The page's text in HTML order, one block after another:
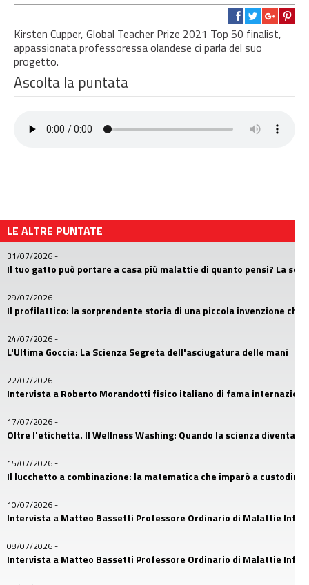
Kirsten Cupper, Global Teacher Prize 2021 Top 50 finalist,
appassionata professoressa olandese ci parla del suo
progetto.
Ascolta la puntata
LE ALTRE PUNTATE
31/07/2026-
Il tuo gatto può portare a casa più malattie di quanto pensi? La
29/07/2026-
Il profilattico: la sorprendente storia di una piccola invenzione
24/07/2026-
L'Ultima Goccia: La Scienza Segreta dell'asciugatura delle mani
22/07/2026-
Intervista a Roberto Morandotti fisico italiano di fama
17/07/2026-
Oltre l'etichetta. Il Wellness Washing: Quando la scienza diventa
15/07/2026-
Il lucchetto a combinazione: la matematica che imparò a custodire
10/07/2026-
Intervista a Matteo Bassetti Professore Ordinario di Malattie
08/07/2026-
Intervista a Matteo Bassetti Professore Ordinario di Malattie